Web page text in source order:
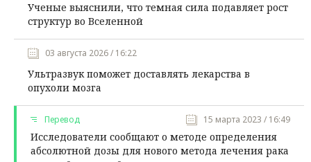
Ученые выяснили, что темная сила подавляет рост
структур во Вселенной
03 августа 2026 / 16:22
Ультразвук поможет доставлять лекарства в
опухоли мозга
Перевод 15 марта 2023 / 16:49
Исследователи сообщают о методе определения
абсолютной дозы для нового метода лечения рака